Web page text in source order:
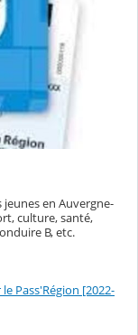
jeunes en Auvergne-
culture, santé,
B, etc.
Pass'Région [2022-